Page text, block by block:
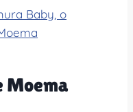
Baby, o
Moema